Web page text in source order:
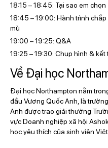
18:15 – 18:45: Tại sao em chọn
18:45 – 19:00: Hành trình
mù
19:00 – 19:25: Q&A
19:25 – 19:30: Chụp hình &
Về Đại học
Đại học Northampton nằm
đầu Vương Quốc Anh, là
Anh được trao giải thưởng
vực Doanh nghiệp xã hội
học yêu thích của sinh viên